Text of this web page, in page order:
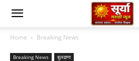
Home Breaking News
Breaking News बुलढाणा